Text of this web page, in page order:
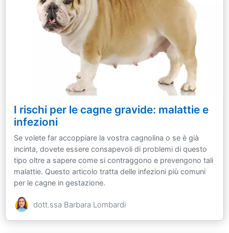
I rischi per le cagne gravide: malattie e
infezioni
Se volete far accoppiare la vostra cagnolina o se è già
incinta, dovete essere consapevoli di problemi di questo
tipo oltre a sapere come si contraggono e prevengono tali
malattie. Questo articolo tratta delle infezioni più comuni
per le cagne in gestazione.
dott.ssa Barbara Lombardi